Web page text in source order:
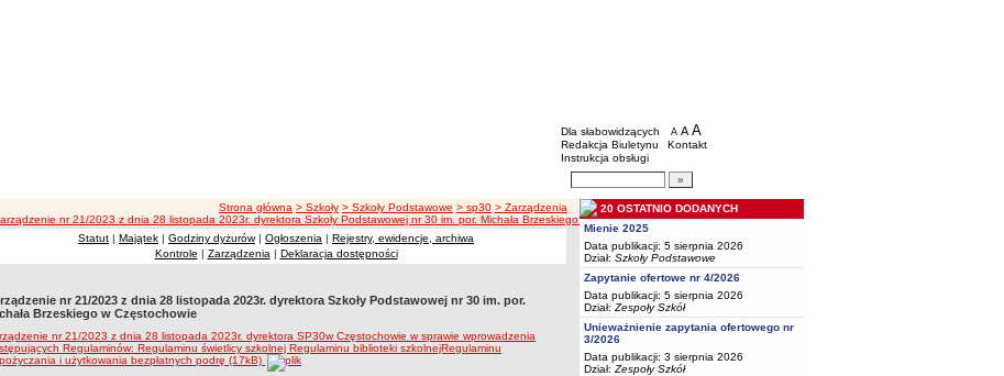
BIP - Oświata Częstochowa
Menu dodatkowe
Dla słabowidzących A pomniejsz czcionkę
A standardowy rozmiar czcionki
A
Redakcja Biuletynu
Kontakt
Instrukcja obsługi
Wyszukiwarka artykułów
ścieżka nawigacji
Strona główna > Szkoły > Szkoły Podstawowe > sp30 > Zarządzenia
nr 21/2023 z dnia 28 listopada 2023r. dyrektora Szkoły Podstawowej nr 30 im. por. Michała Brzeskiego w Częstochowie
Statut | Majątek | Godziny dyżurów| Ogłoszenia | Rejestry, ewidencje, archiwa
Kontrole | Zarządzenia | Deklaracja dostępności
nr 21/2023 z dnia 28 listopada 2023r. dyrektora Szkoły Podstawowej nr 30 im. por.
Brzeskiego w Częstochowie
nr 21/2023 z dnia 28 listopada 2023r. dyrektora SP30w Częstochowie w sprawie wprowadzenia
Regulaminów: Regulaminu świetlicy szkolnej Regulaminu biblioteki szkolnejRegulaminu
i użytkowania bezpłatnych podrę (17kB)
20 OSTATNIO DODANYCH
Mienie 2025
Data publikacji: 5 sierpnia 2026
Dział: Szkoły Podstawowe
Zapytanie ofertowe nr 4/2026
Data publikacji: 5 sierpnia 2026
Dział: Zespoły Szkół
Unieważnienie zapytania ofertowego nr
3/2026
Data publikacji: 3 sierpnia 2026
Dział: Zespoły Szkół